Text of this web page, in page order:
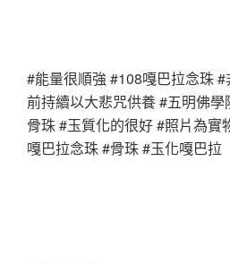
#能量很順強 #108嘎巴拉念珠
前持續以大悲咒供養 #五明佛
骨珠 #玉質化的很好 #照片為實
嘎巴拉念珠 #骨珠 #玉化嘎巴拉